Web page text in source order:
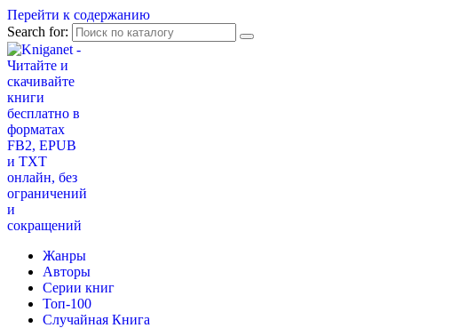
Перейти к содержанию
Search for:
Жанры
Авторы
Серии книг
Топ-100
Случайная Книга